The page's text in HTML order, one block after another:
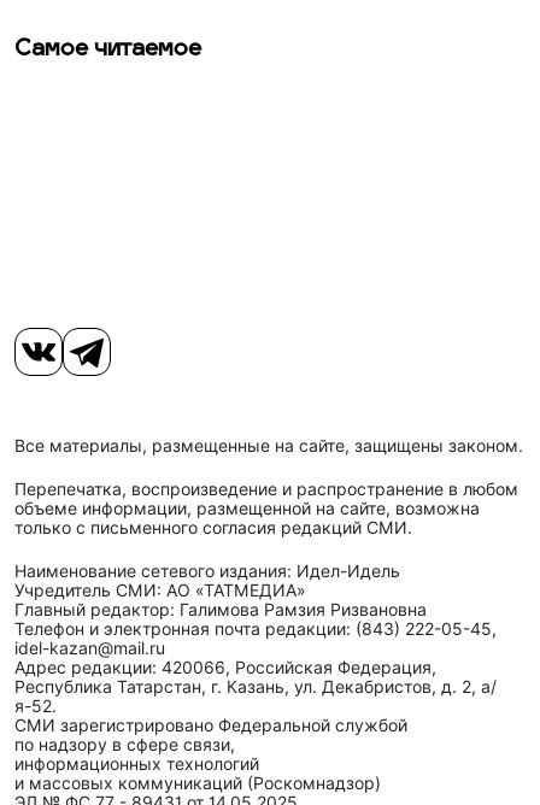
Самое читаемое
Все материалы, размещенные на сайте, защищены законом.
Перепечатка, воспроизведение и распространение в любом
объеме информации, размещенной на сайте, возможна
только с письменного согласия редакций СМИ.
Наименование сетевого издания: Идел-Идель
Учредитель СМИ: АО «ТАТМЕДИА»
Главный редактор: Галимова Рамзия Ризвановна
Телефон и электронная почта редакции: (843) 222-05-45,
idel-kazan@mail.ru
Адрес редакции: 420066, Российская Федерация,
Республика Татарстан, г. Казань, ул. Декабристов, д. 2, а/
я-52.
СМИ зарегистрировано Федеральной службой
по надзору в сфере связи,
информационных технологий
и массовых коммуникаций (Роскомнадзор)